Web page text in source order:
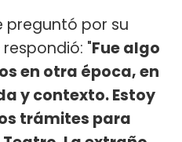
preguntó por su
"Fue algo
en otra época, en
y contexto. Estoy
trámites para